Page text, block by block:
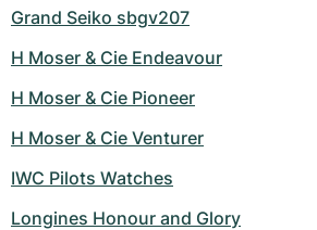
Grand Seiko sbgv207
H Moser & Cie Endeavour
H Moser & Cie Pioneer
H Moser & Cie Venturer
IWC Pilots Watches
Longines Honour and Glory